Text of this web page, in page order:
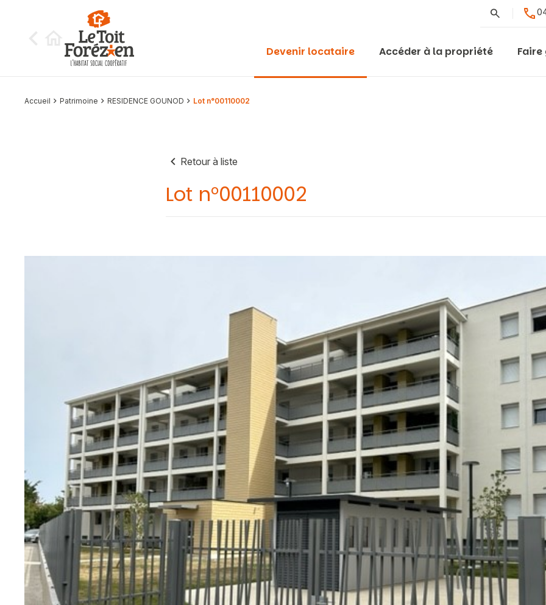
Rechercher
Devenir locataire Accéder à la propriété
Accueil Patrimoine RESIDENCE GOUNOD Lot n°00110002
Retour à liste
Lot n°00110002